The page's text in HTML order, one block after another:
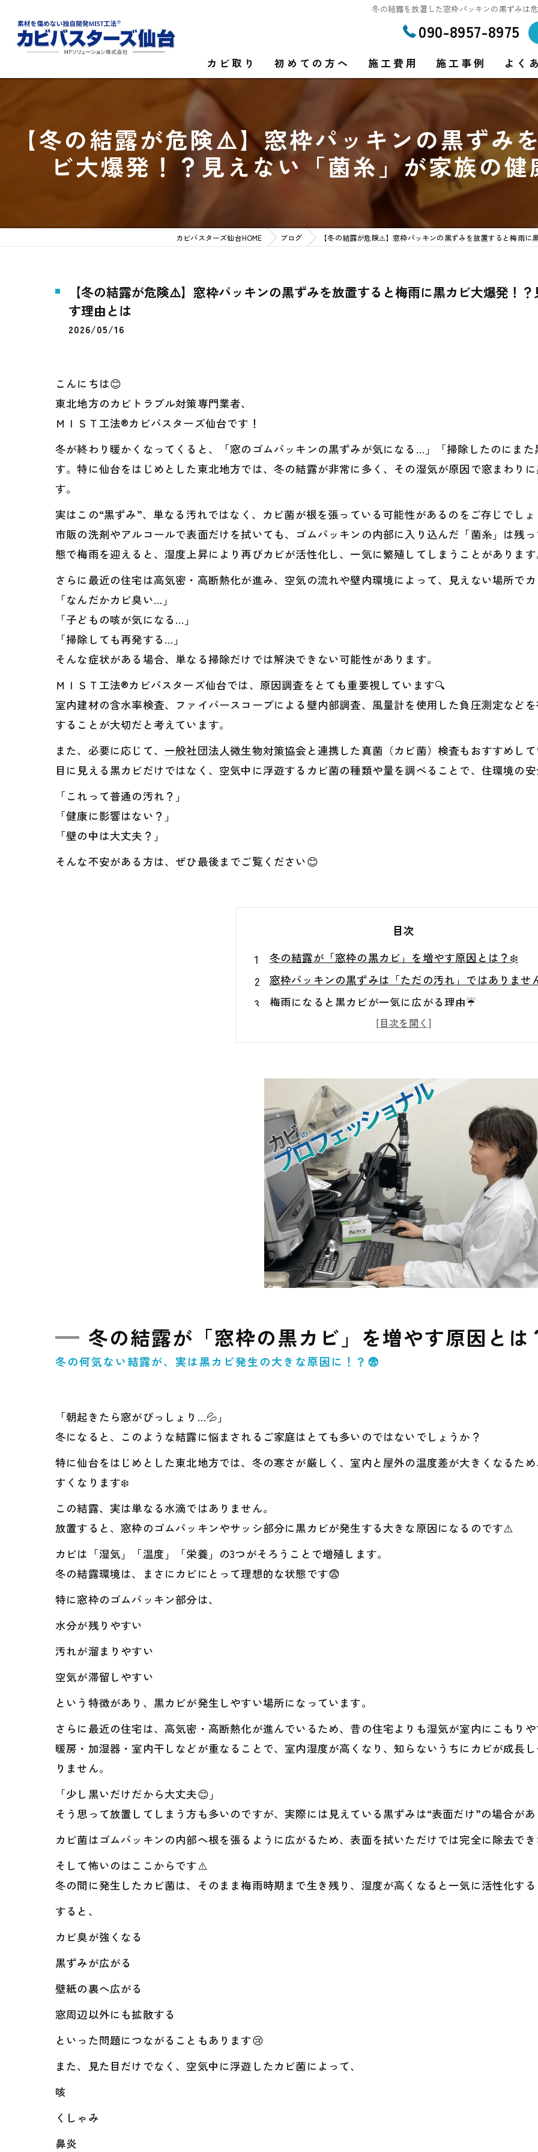
冬の結露を放置した窓枠パッキンの黒ずみは
090-8957-8975
カビ取り
カビ菌検査
家庭のカビ取り
施設のカビ取り
初めての方へ 施工費用 施工事例 よく
【冬の結露が危険⚠️】窓枠パッキンの黒ずみ
ビ大爆発！？見えない「菌糸」が家族の
カビバスターズ仙台HOME ブログ 【冬の結露が危険⚠️】窓枠パッキンの黒ずみを放置すると梅雨
【冬の結露が危険⚠️】窓枠パッキンの黒ずみを放置すると梅雨に黒カビ大爆発！
す理由とは
2026/05/16
こんにちは😊
東北地方のカビトラブル対策専門業者、
ＭＩＳＴ工法®カビバスターズ仙台です！
冬が終わり暖かくなってくると、「窓のゴムパッキンの黒ずみが気になる…」「掃除したのにま
す。特に仙台をはじめとした東北地方では、冬の結露が非常に多く、その湿気が原因で窓まわり
す。
実はこの“黒ずみ”、単なる汚れではなく、カビ菌が根を張っている可能性があるのをご存じでし
市販の洗剤やアルコールで表面だけを拭いても、ゴムパッキンの内部に入り込んだ「菌糸」は残
態で梅雨を迎えると、湿度上昇により再びカビが活性化し、一気に繁殖してしまうことがありま
さらに最近の住宅は高気密・高断熱化が進み、空気の流れや壁内環境によって、見えない場所で
「なんだかカビ臭い…」
「子どもの咳が気になる…」
「掃除しても再発する…」
そんな症状がある場合、単なる掃除だけでは解決できない可能性があります。
ＭＩＳＴ工法®カビバスターズ仙台では、原因調査をとても重要視しています🔍
室内建材の含水率検査、ファイバースコープによる壁内部調査、風量計を使用した負圧測定など
することが大切だと考えています。
また、必要に応じて、 一般社団法人微生物対策協会 と連携した真菌（カビ菌）検査もおすすめし
目に見える黒カビだけではなく、空気中に浮遊するカビ菌の種類や量を調べることで、住環境の
「これって普通の汚れ？」
「健康に影響はない？」
「壁の中は大丈夫？」
そんな不安がある方は、ぜひ最後までご覧ください😊
目次
冬の結露が「窓枠の黒カビ」を増やす原因とは？❄️
窓枠パッキンの黒ずみは「ただの汚れ」ではありま
梅雨になると黒カビが一気に広がる理由☔
なぜ市販のカビ取りだけでは改善しないの？
本当に怖いのは「見えないカビ」です🔍
まとめ｜窓枠の黒カビは「早めの確認」が大切です
冬の結露が「窓枠の黒カビ」を増やす原因と
冬の何気ない結露が、実は黒カビ発生の大きな原因に！？😨
「朝起きたら窓がびっしょり…💦」
冬になると、このような結露に悩まされるご家庭はとても多いのではないでしょうか？
特に仙台をはじめとした東北地方では、冬の寒さが厳しく、室内と屋外の温度差が大きくなるた
すくなります❄️
この結露、実は単なる水滴ではありません。
放置すると、窓枠のゴムパッキンやサッシ部分に黒カビが発生する大きな原因になるのです⚠️
カビは「湿気」「温度」「栄養」の3つがそろうことで増殖します。
冬の結露環境は、まさにカビにとって理想的な状態です😨
特に窓枠のゴムパッキン部分は、
水分が残りやすい
汚れが溜まりやすい
空気が滞留しやすい
という特徴があり、黒カビが発生しやすい場所になっています。
さらに最近の住宅は、高気密・高断熱化が進んでいるため、昔の住宅よりも湿気が室内にこもり
暖房・加湿器・室内干しなどが重なることで、室内湿度が高くなり、知らないうちにカビが成長
りません。
「少し黒いだけだから大丈夫😊」
そう思って放置してしまう方も多いのですが、実際には見えている黒ずみは“表面だけ”の場合が
カビ菌はゴムパッキンの内部へ根を張るように広がるため、表面を拭いただけでは完全に除去で
そして怖いのはここからです⚠️
冬の間に発生したカビ菌は、そのまま梅雨時期まで生き残り、湿度が高くなると一気に活性化す
すると、
カビ臭が強くなる
黒ずみが広がる
壁紙の裏へ広がる
窓周辺以外にも拡散する
といった問題につながることもあります😢
また、見た目だけでなく、空気中に浮遊したカビ菌によって、
咳
くしゃみ
鼻炎